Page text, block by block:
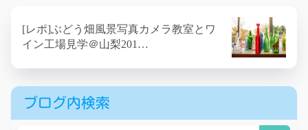
[レポ]ぶどう畑風景写真カメラ教室とワ
イン工場見学＠山梨201…
ブログ内検索